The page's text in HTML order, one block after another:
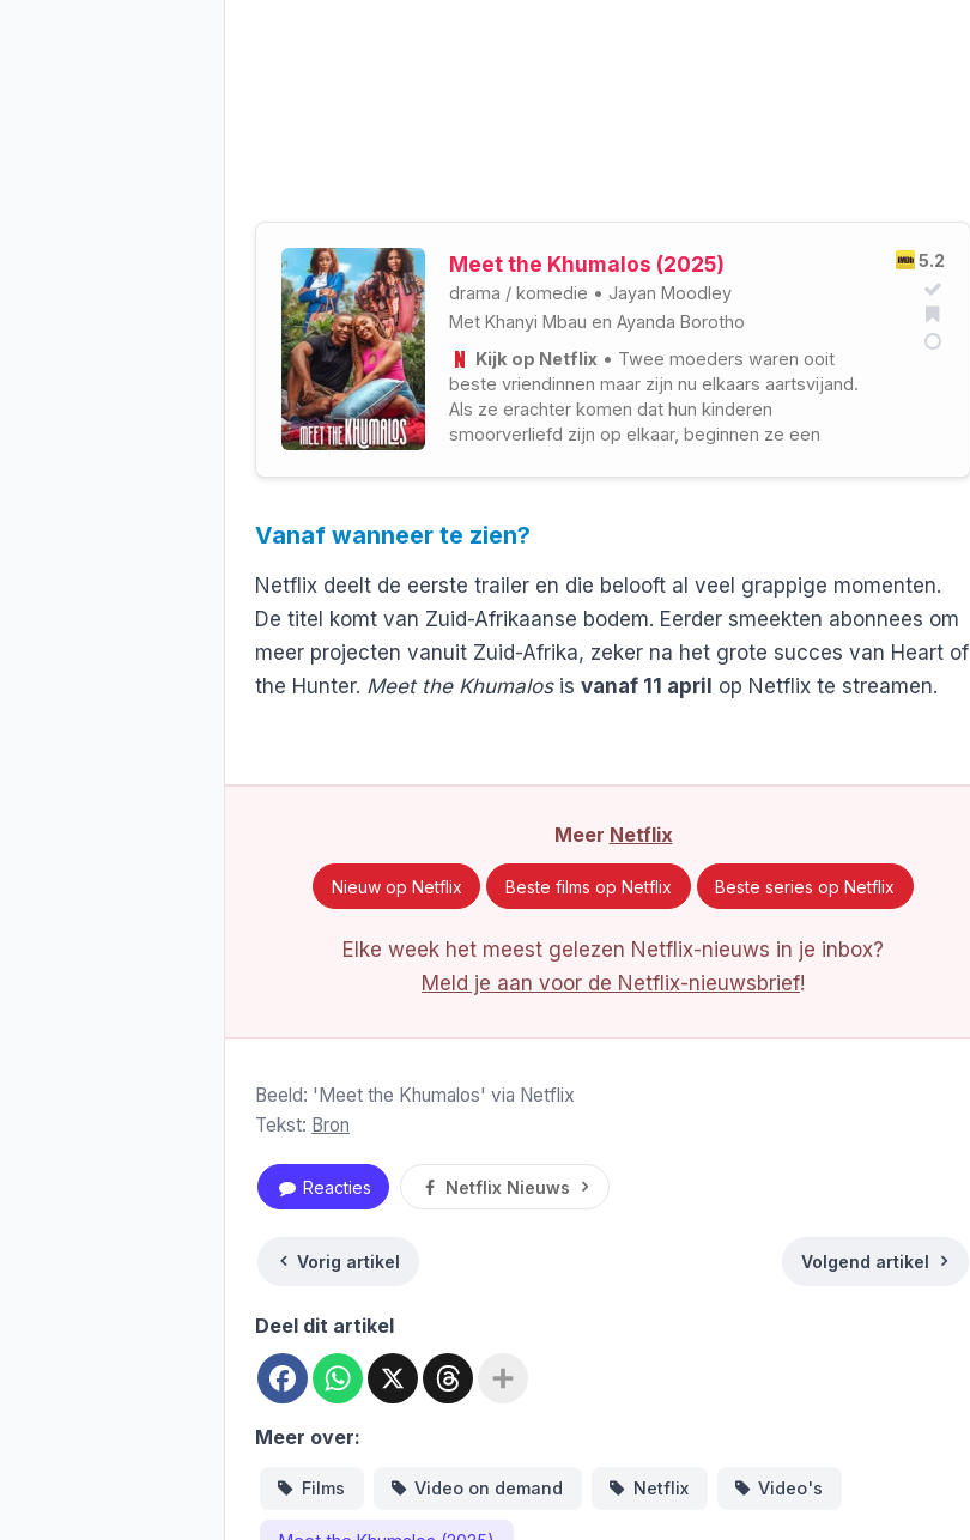
5.2
Meet the Khumalos (2025)
drama / komedie • Jayan Moodley
Met Khanyi Mbau en Ayanda Borotho
Kijk op Netflix • Twee moeders waren ooit
beste vriendinnen maar zijn nu elkaars aartsvijand.
Als ze erachter komen dat hun kinderen
smoorverliefd zijn op elkaar, beginnen ze een
Vanaf wanneer te zien?
Netflix deelt de eerste trailer en die belooft al veel grappige momenten.
De titel komt van Zuid-Afrikaanse bodem. Eerder smeekten abonnees om
meer projecten vanuit Zuid-Afrika, zeker na het grote succes van Heart of
the Hunter. Meet the Khumalosis vanaf 11 april op Netflix te streamen.
Meer Netflix
Nieuw op Netflix Beste films op Netflix Beste series op Netflix
Elke week het meest gelezen Netflix-nieuws in je inbox?
Meld je aan voor de Netflix-nieuwsbrief!
Beeld: 'Meet the Khumalos' via Netflix
Tekst: Bron
Reacties Netflix Nieuws
Vorig artikel Volgend artikel
Deel dit artikel
FacebookWhatsApp
X Threads
Meer over:
Films Video on demand Netflix Video's